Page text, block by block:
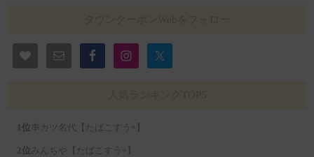
串カツ名代【たばこすう+】
みんちや【たばこすう+】